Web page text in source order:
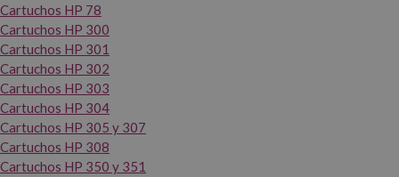
Cartuchos HP 78
Cartuchos HP 300
Cartuchos HP 301
Cartuchos HP 302
Cartuchos HP 303
Cartuchos HP 304
Cartuchos HP 305 y 307
Cartuchos HP 308
Cartuchos HP 350 y 351